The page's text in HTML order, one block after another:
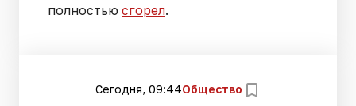
полностью сгорел.
Сегодня, 09:44Общество